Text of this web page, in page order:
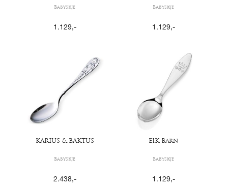
Babyskje
1.129,-
Babyskje
1.129,-
KARIUS & BAKTUS
Babyskje
2.438,-
EIK Barn
Babyskje
1.129,-